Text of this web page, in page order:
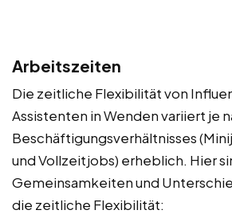
Arbeitszeiten
Die zeitliche Flexibilität von
Assistenten in Wenden variiert je
Beschäftigungsverhältnisses
und Vollzeitjobs) erheblich. Hier
Gemeinsamkeiten und
die zeitliche Flexibilität: